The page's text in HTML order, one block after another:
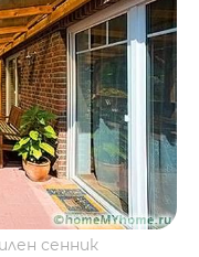
сенник